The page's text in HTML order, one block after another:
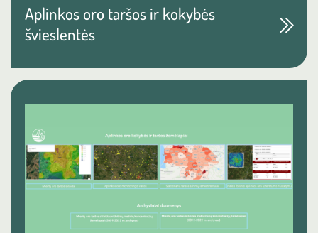
Aplinkos oro taršos ir kokybės
švieslentės